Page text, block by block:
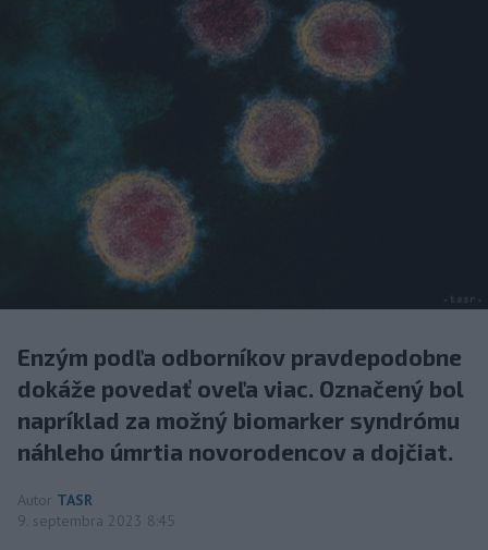
Enzým podľa odborníkov pravdepodobne
dokáže povedať oveľa viac. Označený bol
napríklad za možný biomarker syndrómu
náhleho úmrtia novorodencov a dojčiat.
Autor TASR
9. septembra 2023 8:45